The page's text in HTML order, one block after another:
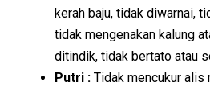
kerah baju, tidak diwarnai,
tidak mengenakan kalung
ditindik, tidak bertato atau
Putri : Tidak mencukur alis